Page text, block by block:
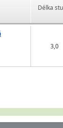
Délka
3,0